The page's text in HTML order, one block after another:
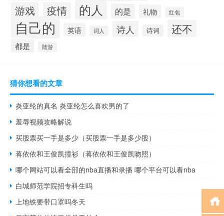
游戏 疫情 的人 的是 礼物 红包
自己的 英语 词人 诗人 诗词 还不
都是 陆游
猜你想看的文章
炎亚纶的真名 炎亚纶怎么喜欢男的了
羞辱视频攻略解说
买股票买一手是多少（买股票一手是多少股）
蒋依依和王俊凯撞衫（蒋依依和王俊凯吻照）
哪个网站可以看全部的nba直播和录播 哪个平台可以看nba
白城师范学院招专科生吗
上地铁要带口罩吗冬天